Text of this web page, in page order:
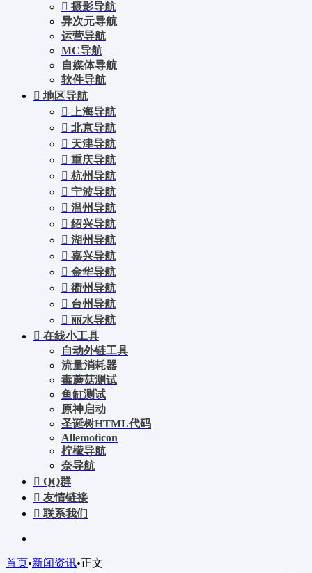
摄影导航
异次元导航
运营导航
MC导航
自媒体导航
软件导航
地区导航
上海导航
北京导航
天津导航
重庆导航
杭州导航
宁波导航
温州导航
绍兴导航
湖州导航
嘉兴导航
金华导航
衢州导航
台州导航
丽水导航
在线小工具
自动外链工具
流量消耗器
毒蘑菇测试
鱼缸测试
原神启动
圣诞树HTML代码
Allemoticon
柠檬导航
奈导航
QQ群
友情链接
联系我们
首页•新闻资讯•正文